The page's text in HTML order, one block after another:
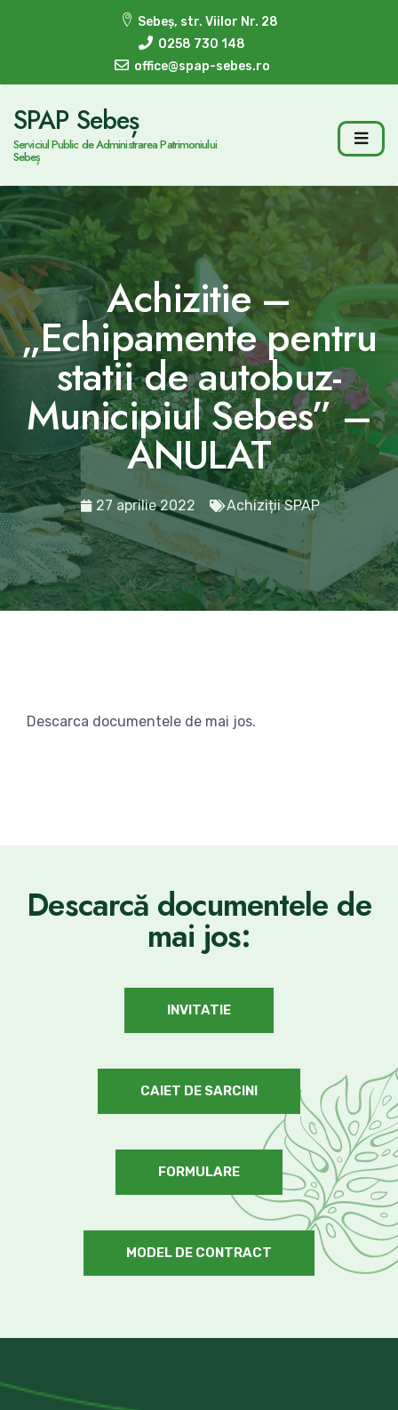
Sebeș, str. Viilor Nr. 28
0258 730 148
office@spap-sebes.ro
SPAP Sebeș
Serviciul Public de Administrarea Patrimoniului
Sebeș
Achizitie –
„Echipamente pentru
statii de autobuz-
Municipiul Sebes” –
ANULAT
27 aprilie 2022 Achiziții SPAP
Descarca documentele de mai jos.
Descarcă documentele de
mai jos:
INVITATIE
CAIET DE SARCINI
FORMULARE
MODEL DE CONTRACT